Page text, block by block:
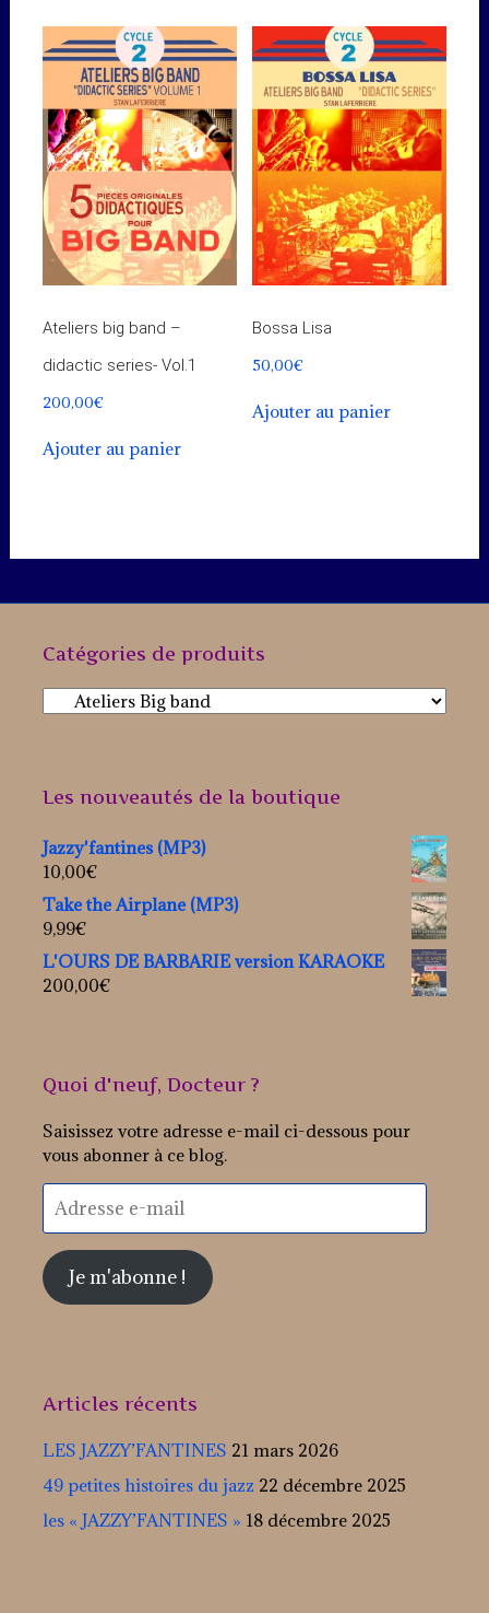
Ateliers big band –
didactic series- Vol.1
200,00€
Ajouter au panier
Bossa Lisa
50,00€
Ajouter au panier
Catégories de produits
Les nouveautés de la boutique
Jazzy'fantines (MP3)
10,00€
Take the Airplane (MP3)
9,99€
L'OURS DE BARBARIE version KARAOKE
200,00€
Quoi d'neuf, Docteur ?
Saisissez votre adresse e-mail ci-dessous pour
vous abonner à ce blog.
e-
Je m'abonne !
Articles récents
LES JAZZY’FANTINES 21 mars 2026
49 petites histoires du jazz 22 décembre 2025
les « JAZZY’FANTINES » 18 décembre 2025